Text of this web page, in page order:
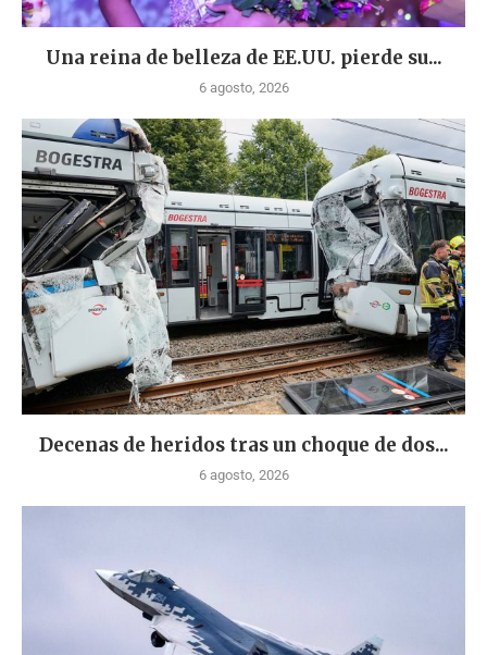
Una reina de belleza de EE.UU. pierde su...
6 agosto, 2026
Decenas de heridos tras un choque de dos...
6 agosto, 2026